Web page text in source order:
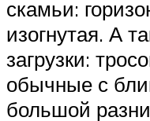
скамьи:
изогнутая. А
загрузки:
обычные с
большой